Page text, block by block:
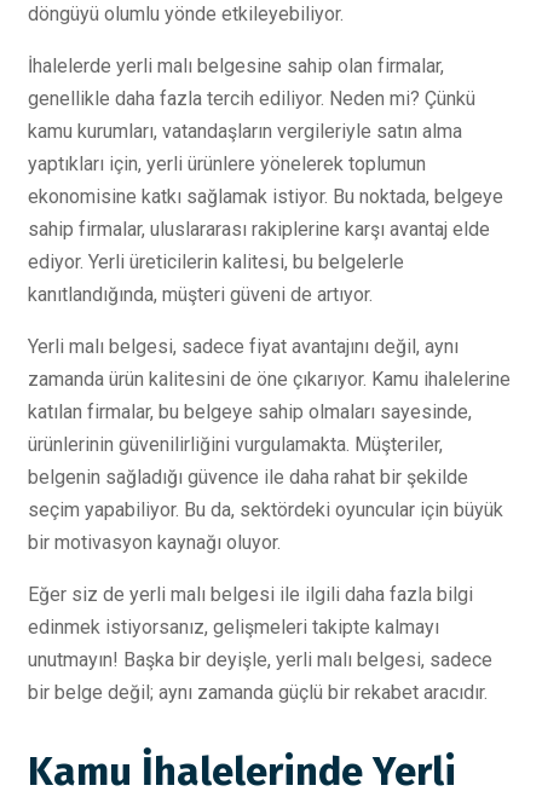
döngüyü olumlu yönde etkileyebiliyor.
İhalelerde yerli malı belgesine sahip olan firmalar,
genellikle daha fazla tercih ediliyor. Neden mi? Çünkü
kamu kurumları, vatandaşların vergileriyle satın alma
yaptıkları için, yerli ürünlere yönelerek toplumun
ekonomisine katkı sağlamak istiyor. Bu noktada, belgeye
sahip firmalar, uluslararası rakiplerine karşı avantaj elde
ediyor. Yerli üreticilerin kalitesi, bu belgelerle
kanıtlandığında, müşteri güveni de artıyor.
Yerli malı belgesi, sadece fiyat avantajını değil, aynı
zamanda ürün kalitesini de öne çıkarıyor. Kamu ihalelerine
katılan firmalar, bu belgeye sahip olmaları sayesinde,
ürünlerinin güvenilirliğini vurgulamakta. Müşteriler,
belgenin sağladığı güvence ile daha rahat bir şekilde
seçim yapabiliyor. Bu da, sektördeki oyuncular için büyük
bir motivasyon kaynağı oluyor.
Eğer siz de yerli malı belgesi ile ilgili daha fazla bilgi
edinmek istiyorsanız, gelişmeleri takipte kalmayı
unutmayın! Başka bir deyişle, yerli malı belgesi, sadece
bir belge değil; aynı zamanda güçlü bir rekabet aracıdır.
Kamu İhalelerinde Yerli